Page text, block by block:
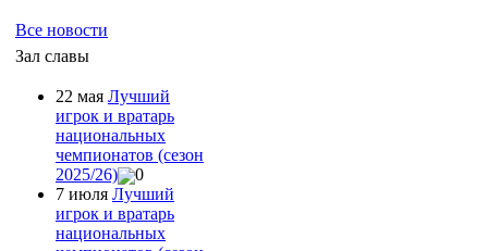
Все новости
Зал славы
22 мая Лучший
игрок и вратарь
национальных
чемпионатов (сезон
2025/26)
0
7 июля Лучший
игрок и вратарь
национальных